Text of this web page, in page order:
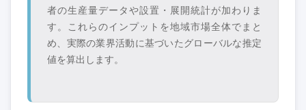
者の生産量データや設置・展開統計が加わりま
す。これらのインプットを地域市場全体でまと
め、実際の業界活動に基づいたグローバルな推定
値を算出します。